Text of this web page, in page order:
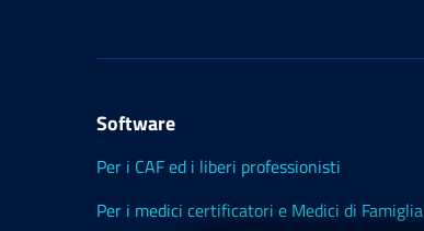
Software
Per i CAF ed i liberi professionisti
Per i medici certificatori e Medici di Famiglia